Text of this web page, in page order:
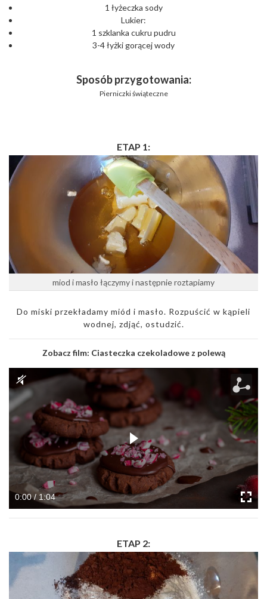
1 łyżeczka sody
Lukier:
1 szklanka cukru pudru
3-4 łyżki gorącej wody
Sposób przygotowania:
Pierniczki świąteczne
ETAP 1:
miod i masło łączymy i następnie roztapiamy
Do miski przekładamy miód i masło. Rozpuścić w kąpieli
wodnej, zdjąć, ostudzić.
Zobacz film: Ciasteczka czekoladowe z polewą
0:00 / 1:04
ETAP 2: